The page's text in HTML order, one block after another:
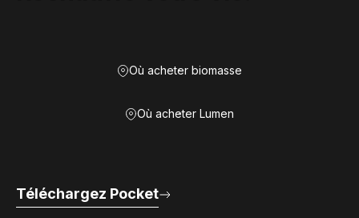
Où acheter biomasse
Où acheter Lumen
Téléchargez Pocket